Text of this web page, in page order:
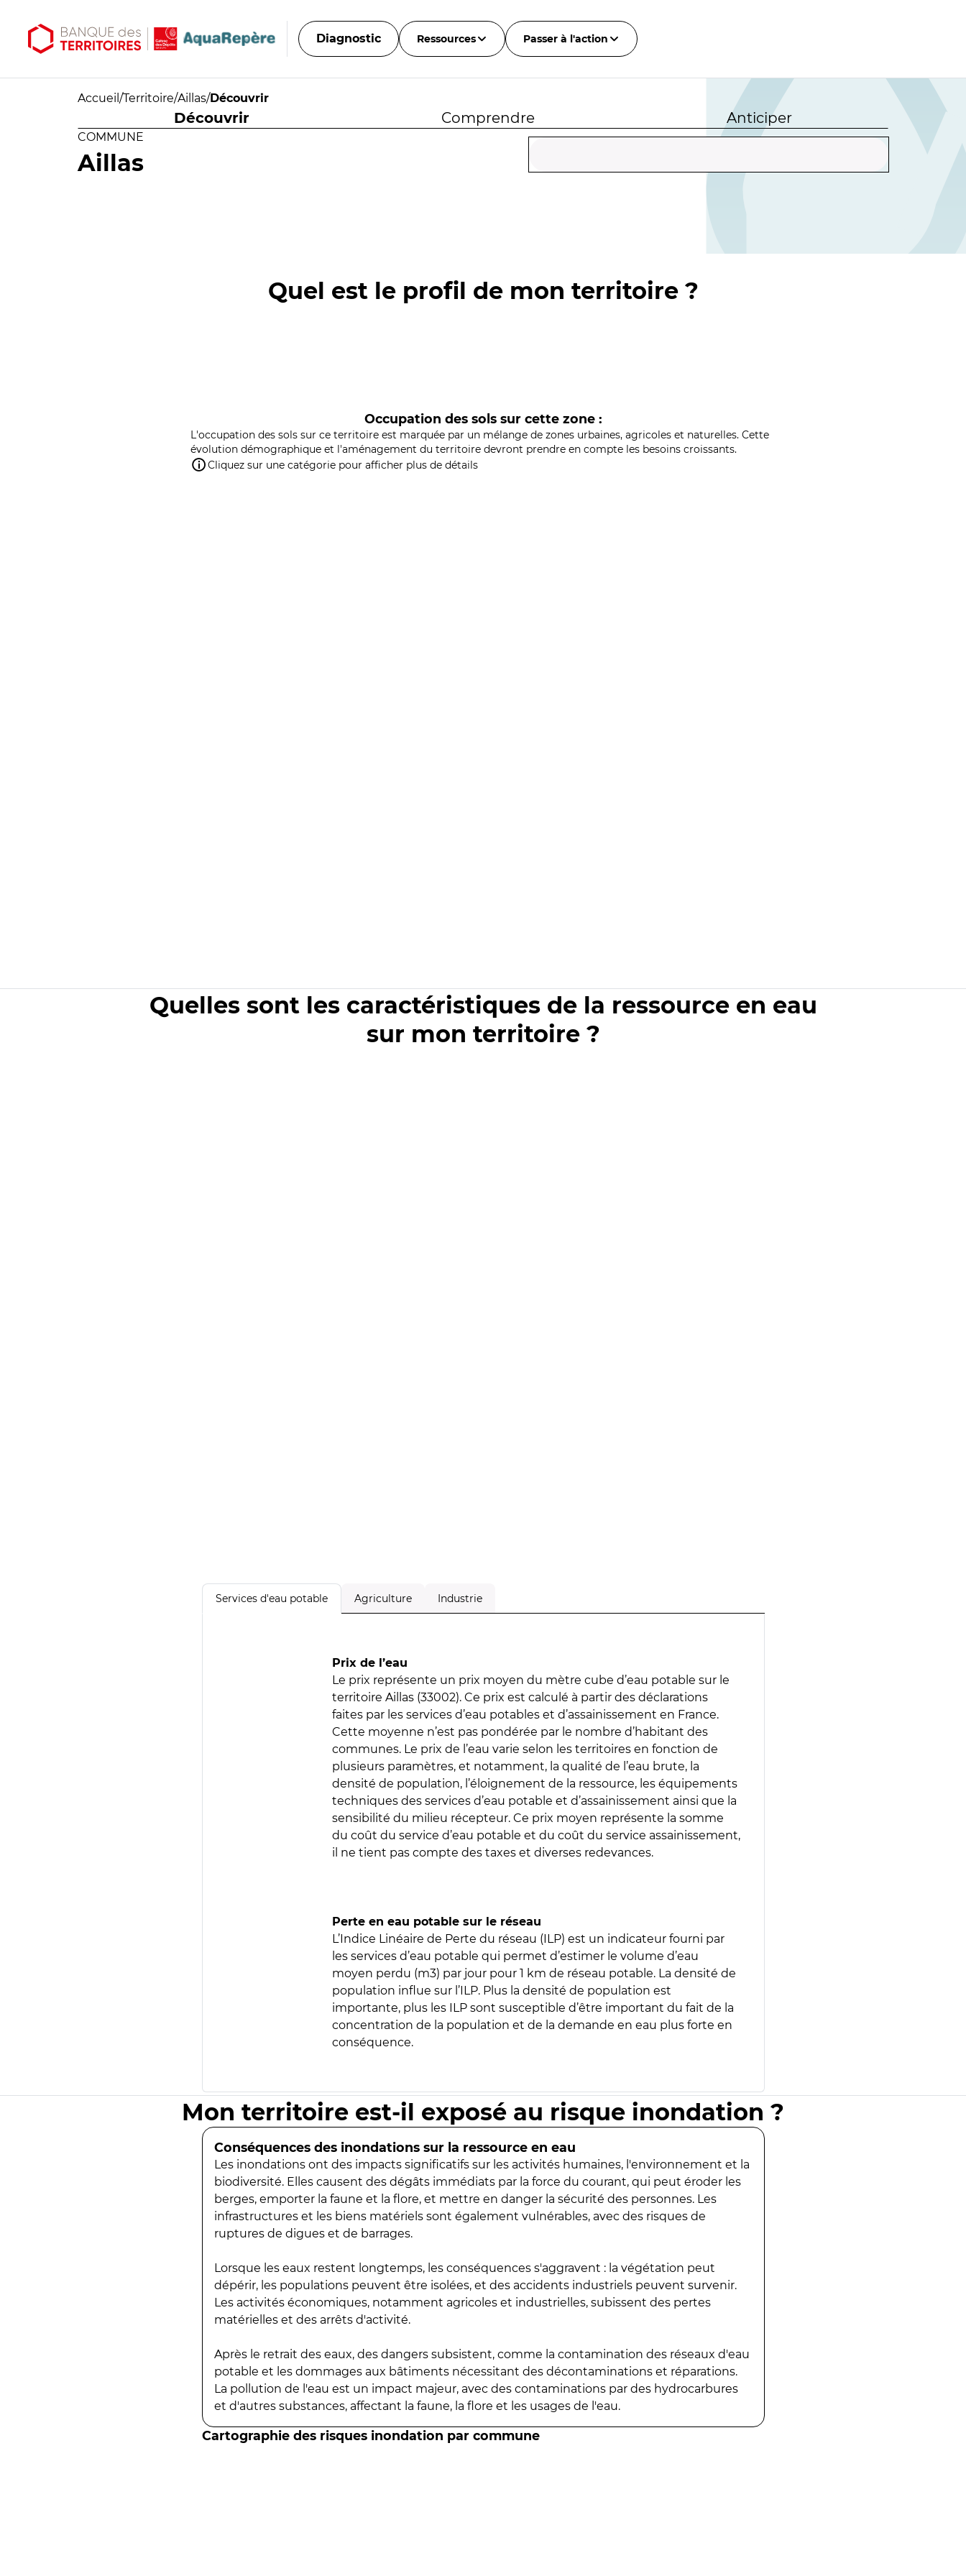
Diagnostic Ressources Passer à l'action
Accueil /Territoire/Aillas/Découvrir
Découvrir Comprendre Anticiper
COMMUNE
Aillas
Quel est le profil de mon territoire ?
Occupation des sols sur cette zone :
L'occupation des sols sur ce territoire est marquée par un mélange de zones urbaines, agricoles et naturelles. Cette
évolution démographique et l'aménagement du territoire devront prendre en compte les besoins croissants.
Cliquez sur une catégorie pour afficher plus de détails
Quelles sont les caractéristiques de la ressource en eau
sur mon territoire ?
Services d'eau potable Agriculture Industrie
Prix de l’eau
Le prix représente un prix moyen du mètre cube d’eau potable sur le
territoire Aillas (33002). Ce prix est calculé à partir des déclarations
faites par les services d’eau potables et d’assainissement en France.
Cette moyenne n’est pas pondérée par le nombre d’habitant des
communes. Le prix de l’eau varie selon les territoires en fonction de
plusieurs paramètres, et notamment, la qualité de l’eau brute, la
densité de population, l’éloignement de la ressource, les équipements
techniques des services d’eau potable et d’assainissement ainsi que la
sensibilité du milieu récepteur. Ce prix moyen représente la somme
du coût du service d’eau potable et du coût du service assainissement,
il ne tient pas compte des taxes et diverses redevances.
Perte en eau potable sur le réseau
L’Indice Linéaire de Perte du réseau (ILP) est un indicateur fourni par
les services d’eau potable qui permet d’estimer le volume d’eau
moyen perdu (m3) par jour pour 1 km de réseau potable. La densité de
population influe sur l’ILP. Plus la densité de population est
importante, plus les ILP sont susceptible d’être important du fait de la
concentration de la population et de la demande en eau plus forte en
conséquence.
Mon territoire est-il exposé au risque inondation ?
Conséquences des inondations sur la ressource en eau
Les inondations ont des impacts significatifs sur les activités humaines, l'environnement et la
biodiversité. Elles causent des dégâts immédiats par la force du courant, qui peut éroder les
berges, emporter la faune et la flore, et mettre en danger la sécurité des personnes. Les
infrastructures et les biens matériels sont également vulnérables, avec des risques de
ruptures de digues et de barrages.
Lorsque les eaux restent longtemps, les conséquences s'aggravent : la végétation peut
dépérir, les populations peuvent être isolées, et des accidents industriels peuvent survenir.
Les activités économiques, notamment agricoles et industrielles, subissent des pertes
matérielles et des arrêts d'activité.
Après le retrait des eaux, des dangers subsistent, comme la contamination des réseaux d'eau
potable et les dommages aux bâtiments nécessitant des décontaminations et réparations.
La pollution de l'eau est un impact majeur, avec des contaminations par des hydrocarbures
et d'autres substances, affectant la faune, la flore et les usages de l'eau.
Cartographie des risques inondation par commune